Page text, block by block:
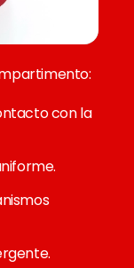
con la